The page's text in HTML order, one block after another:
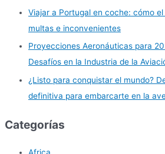
Viajar a Portugal en coche: cómo
multas e inconvenientes
Proyecciones Aeronáuticas para
Desafíos en la Industria de la
¿Listo para conquistar el mundo?
definitiva para embarcarte en la
Categorías